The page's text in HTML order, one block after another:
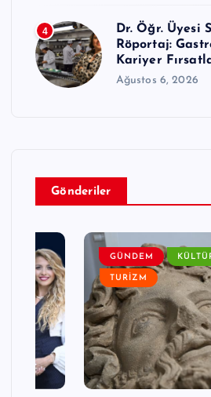
4
Dr. Öğr. Üyesi
Röportaj:
Kariyer
Ağustos 6, 2026
Gönderiler
GÜNDEM
TURIZM